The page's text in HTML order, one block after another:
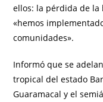
ellos: la pérdida de la
«hemos
comunidades».
Informó que se
tropical del estado
Guaramacal y el